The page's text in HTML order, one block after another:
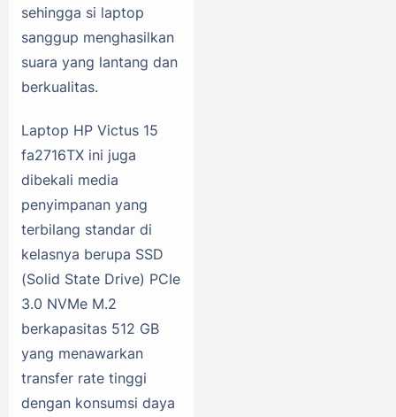
sehingga si laptop
sanggup menghasilkan
suara yang lantang dan
berkualitas.
Laptop HP Victus 15
fa2716TX ini juga
dibekali media
penyimpanan yang
terbilang standar di
kelasnya berupa SSD
(Solid State Drive) PCIe
3.0 NVMe M.2
berkapasitas 512 GB
yang menawarkan
transfer rate tinggi
dengan konsumsi daya